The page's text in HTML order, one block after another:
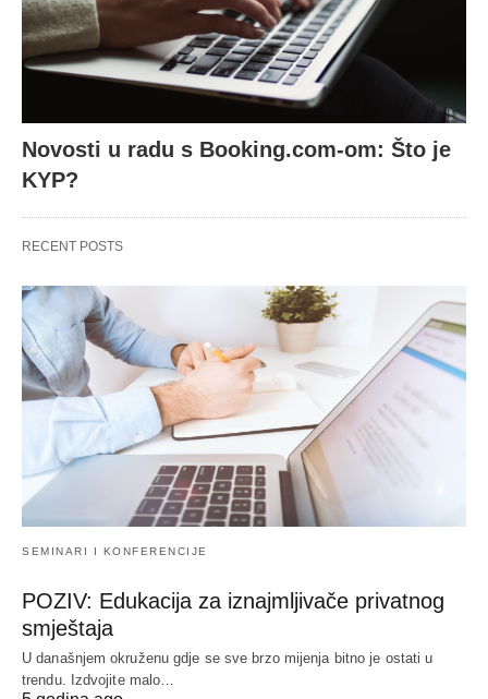
Novosti u radu s Booking.com-om: Što je
KYP?
RECENT POSTS
SEMINARI I KONFERENCIJE
POZIV: Edukacija za iznajmljivače privatnog
smještaja
U današnjem okruženu gdje se sve brzo mijenja bitno je ostati u
trendu. Izdvojite malo…